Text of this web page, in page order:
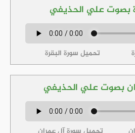
بصوت علي الحذيفي
تحميل سورة البقرة
بصوت علي الحذيفي